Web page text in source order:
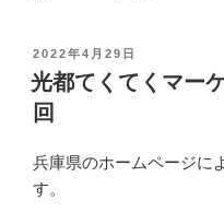
投
稿
日
2022年4月29日
光都てくてくマー
回
兵庫県のホームページに
す。